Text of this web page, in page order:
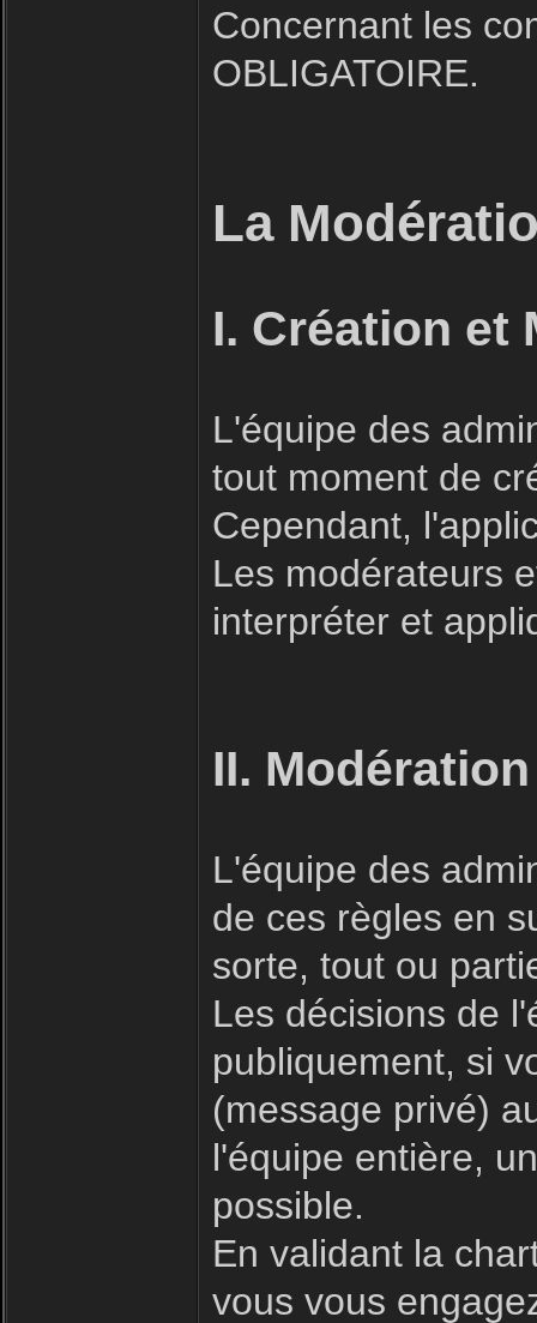
Concernant les
OBLIGATOIRE.
La
I. Création et
L'équipe des
tout moment de
Cependant,
Les modérateurs
interpréter et
II.
L'équipe des
de ces règles en
sorte, tout ou
Les décisions de
publiquement, si
(message privé)
l'équipe entière,
possible.
En validant la
vous vous